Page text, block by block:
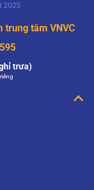
và xét nghiệm
phương pháp
cung tại bệnh
tôi thấy kết quả có
2025
trung tâm VNVC
trưa)